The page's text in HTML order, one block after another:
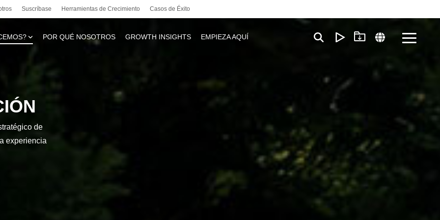
Suscríbase Herramientas de Crecimiento Casos de Éxito
POR QUÉ NOSOTROS GROWTH INSIGHTS EMPIEZA AQUÍ
Toggle
de
experiencia